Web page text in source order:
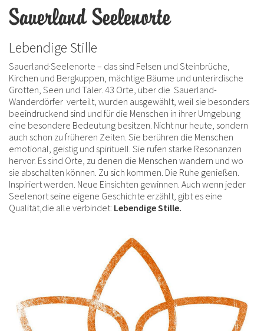
Sauerland Seelenorte
Lebendige Stille
Sauerland·Seelenorte – das sind Felsen und Steinbrüche,
Kirchen und Bergkuppen, mächtige Bäume und unterirdische
Grotten, Seen und Täler. 43 Orte, über die Sauerland-
Wanderdörfer verteilt, wurden ausgewählt, weil sie besonders
beeindruckend sind und für die Menschen in ihrer Umgebung
eine besondere Bedeutung besitzen. Nicht nur heute, sondern
auch schon zu früheren Zeiten. Sie berühren die Menschen
emotional, geistig und spirituell. Sie rufen starke Resonanzen
hervor. Es sind Orte, zu denen die Menschen wandern und wo
sie abschalten können. Zu sich kommen. Die Ruhe genießen.
Inspiriert werden. Neue Einsichten gewinnen. Auch wenn jeder
Seelenort seine eigene Geschichte erzählt, gibt es eine
Qualität,die alle verbindet: Lebendige Stille.